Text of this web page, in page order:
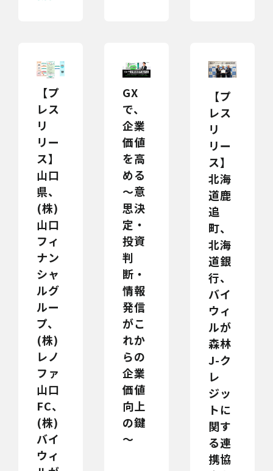
【プ
レス
リ
リー
ス】
山口
県、
(株)
山口
フィ
ナン
シャ
ルグ
ルー
プ、
(株)
レノ
ファ
山口
FC、
(株)
バイ
ウィ
GX
で、
企業
価値
を高
める
～意
思決
定・
投資
判
断・
情報
発信
がこ
れか
らの
企業
価値
向上
の鍵
～
【プ
レス
リ
リー
ス】
北海
道鹿
追
町、
北海
道銀
行、
バイ
ウィ
ルが
森林
J-ク
レ
ジッ
トに
関す
る連
携協